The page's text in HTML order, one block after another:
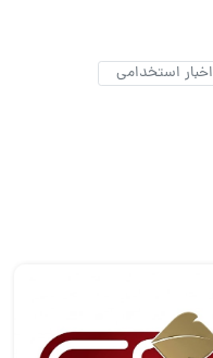
اخبار استخدامی